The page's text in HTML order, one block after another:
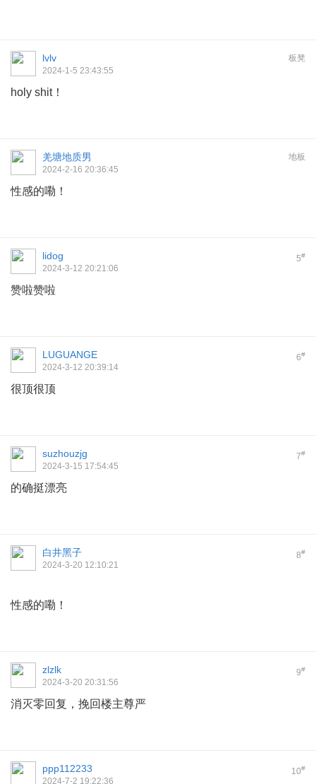
板凳
lvlv
2024-1-5 23:43:55
holy shit！
地板
羌塘地质男
2024-2-16 20:36:45
性感的嘞！
5#
lidog
2024-3-12 20:21:06
赞啦赞啦
6#
LUGUANGE
2024-3-12 20:39:14
很顶很顶
7#
suzhouzjg
2024-3-15 17:54:45
的确挺漂亮
8#
白井黑子
2024-3-20 12:10:21
性感的嘞！
9#
zlzlk
2024-3-20 20:31:56
消灭零回复，挽回楼主尊严
10#
ppp112233
2024-7-2 19:22:36